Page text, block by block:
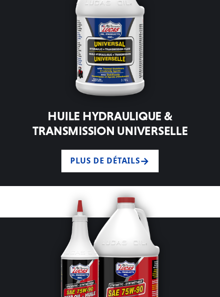
HUILE HYDRAULIQUE &
TRANSMISSION UNIVERSELLE
PLUS DE DÉTAILS